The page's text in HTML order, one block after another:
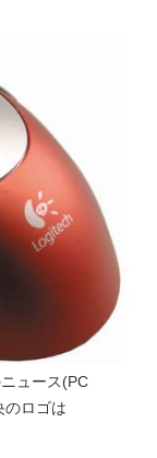
ュース(PC
のロゴは